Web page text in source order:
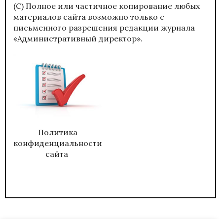
(С) Полное или частичное копирование любых
материалов сайта возможно только с
письменного разрешения редакции журнала
«Административный директор».
Политика
конфиденциальности
сайта